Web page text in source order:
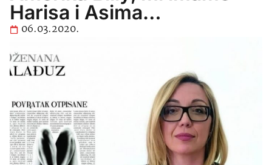
Harisa i Asima…
06.03.2020.